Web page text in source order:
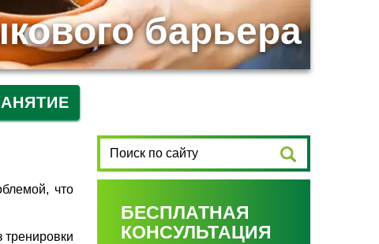
барьера
что
БЕСПЛАТНАЯ
КОНСУЛЬТАЦИЯ